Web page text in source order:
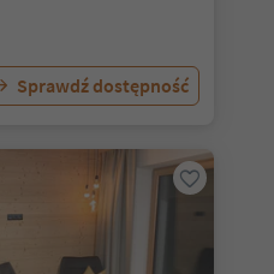
Sprawdź dostępność